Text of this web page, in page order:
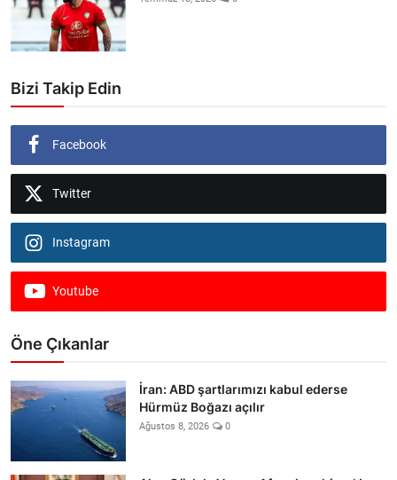
Bizi Takip Edin
Facebook
Twitter
Instagram
Youtube
Öne Çıkanlar
İran: ABD şartlarımızı kabul ederse
Hürmüz Boğazı açılır
Ağustos 8, 2026 0